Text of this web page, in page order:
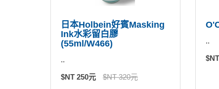
日本Holbein好賓Masking
Ink水彩留白膠
(55ml/W466)
..
$NT 250元 $NT 320元
..